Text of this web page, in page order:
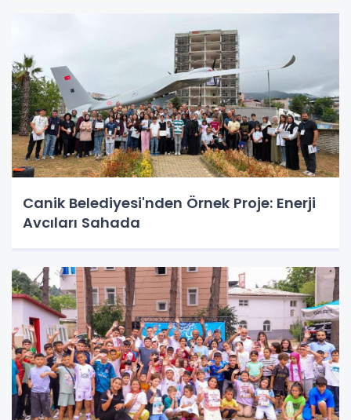
Canik Belediyesi'nden Örnek Proje: Enerji
Avcıları Sahada